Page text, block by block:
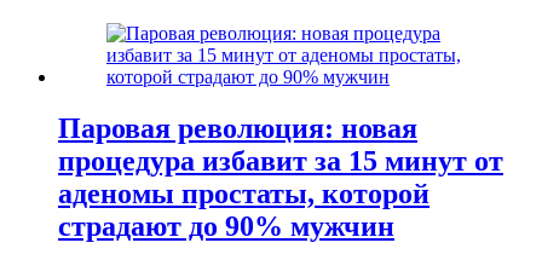
Паровая революция: новая
процедура избавит за 15 минут от
аденомы простаты, которой
страдают до 90% мужчин